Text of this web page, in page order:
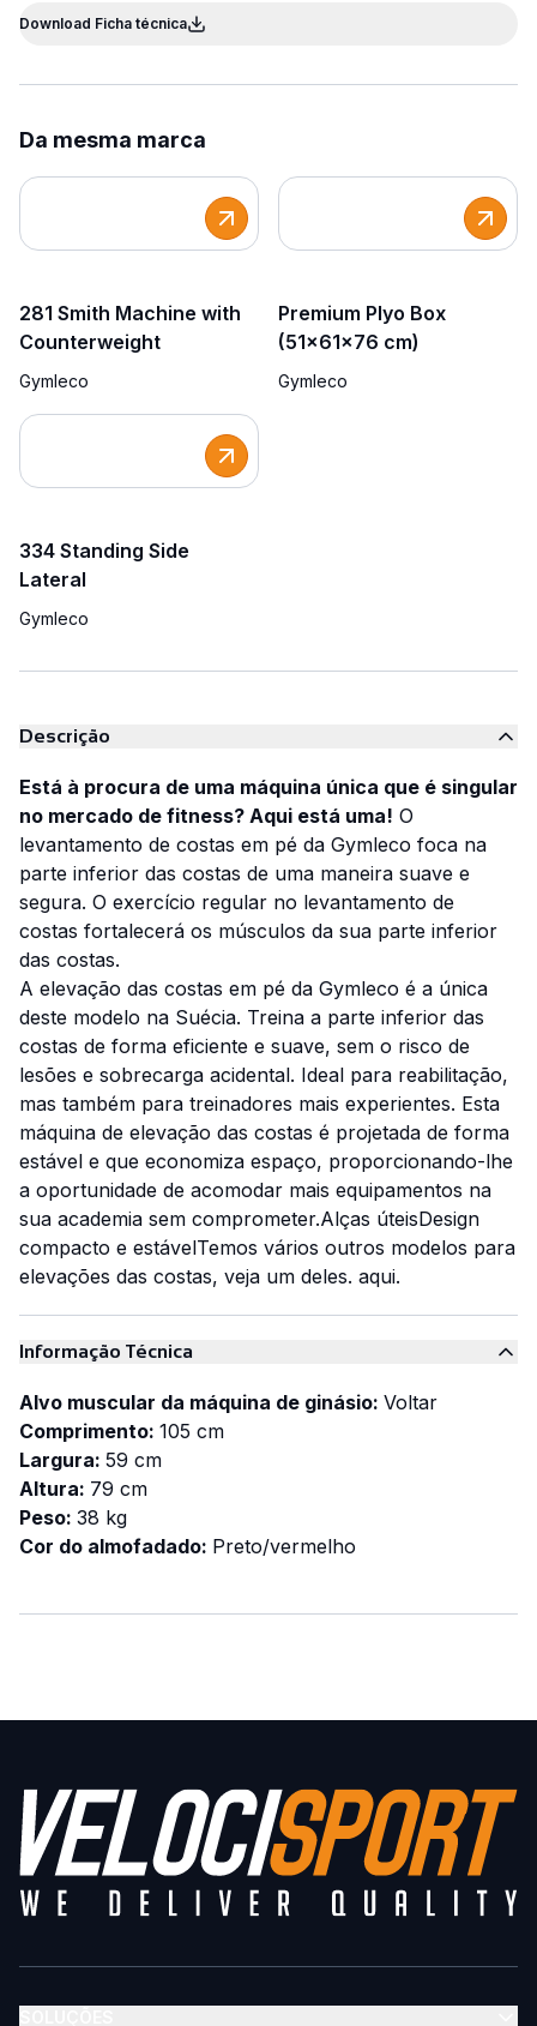
Download Ficha técnica
Da mesma marca
281 Smith Machine with
Counterweight
Gymleco
Premium Plyo Box
(51x61x76 cm)
Gymleco
334 Standing Side
Lateral
Gymleco
Descrição
Está à procura de uma máquina única que é singular
no mercado de fitness? Aqui está uma! O
levantamento de costas em pé da Gymleco foca na
parte inferior das costas de uma maneira suave e
segura. O exercício regular no levantamento de
costas fortalecerá os músculos da sua parte inferior
das costas.
A elevação das costas em pé da Gymleco é a única
deste modelo na Suécia. Treina a parte inferior das
costas de forma eficiente e suave, sem o risco de
lesões e sobrecarga acidental. Ideal para reabilitação,
mas também para treinadores mais experientes. Esta
máquina de elevação das costas é projetada de forma
estável e que economiza espaço, proporcionando-lhe
a oportunidade de acomodar mais equipamentos na
sua academia sem comprometer.Alças úteisDesign
compacto e estávelTemos vários outros modelos para
elevações das costas, veja um deles. aqui.
Informação Técnica
Alvo muscular da máquina de ginásio: Voltar
Comprimento: 105 cm
Largura: 59 cm
Altura: 79 cm
Peso: 38 kg
Cor do almofadado: Preto/vermelho